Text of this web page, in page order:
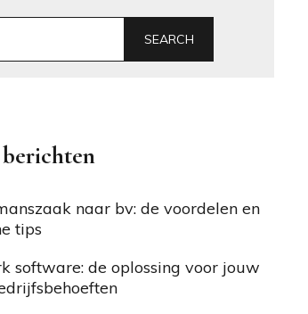
SEARCH
naar bv: de voordelen en
tips
software: de oplossing voor jouw